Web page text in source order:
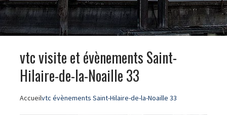
vtc visite et évènements Saint-
Hilaire-de-la-Noaille 33
Accueilvtc évènements Saint-Hilaire-de-la-Noaille 33